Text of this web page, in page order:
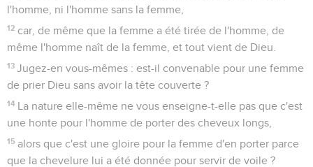
l'homme, ni l'homme sans la femme,
12 car, de même que la femme a été tirée de l'homme, de
même l'homme naît de la femme, et tout vient de Dieu.
13 Jugez-en vous-mêmes : est-il convenable pour une femme
de prier Dieu sans avoir la tête couverte ?
14 La nature elle-même ne vous enseigne-t-elle pas que c'est
une honte pour l'homme de porter des cheveux longs,
15 alors que c'est une gloire pour la femme d'en porter parce
que la chevelure lui a été donnée pour servir de voile ?